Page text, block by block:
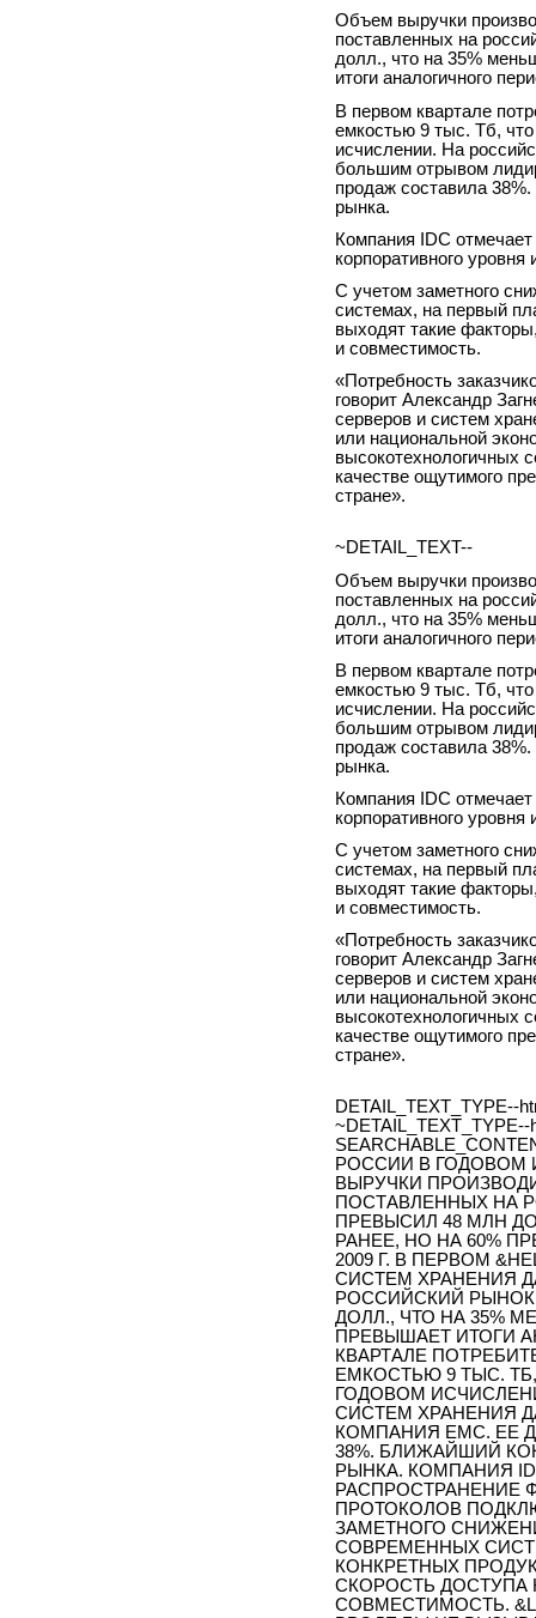
Объем выручки
поставленных на
долл., что на 35%
итоги аналогичного
В первом квартале
емкостью 9 тыс. Тб, что
исчислении. На
большим отрывом
продаж составила
рынка.
Компания IDC
корпоративного
С учетом заметного
системах, на первый
выходят такие
и совместимость.
«Потребность
говорит Александр
серверов и систем
или национальной
высокотехнологичных
качестве ощутимого
стране».
~DETAIL_TEXT--
Объем выручки
поставленных на
долл., что на 35%
итоги аналогичного
В первом квартале
емкостью 9 тыс. Тб, что
исчислении. На
большим отрывом
продаж составила
рынка.
Компания IDC
корпоративного
С учетом заметного
системах, на первый
выходят такие
и совместимость.
«Потребность
говорит Александр
серверов и систем
или национальной
высокотехнологичных
качестве ощутимого
стране».
DETAIL_TEXT_TYPE--
~DETAIL_TEXT_TYPE--
РОССИИ В ГОДОВОМ
ВЫРУЧКИ
ПОСТАВЛЕННЫХ НА
ПРЕВЫСИЛ 48 МЛН
РАНЕЕ, НО НА 60%
2009 Г. В ПЕРВОМ
СИСТЕМ ХРАНЕНИЯ
РОССИЙСКИЙ РЫНОК,
ДОЛЛ., ЧТО НА 35%
ПРЕВЫШАЕТ ИТОГИ
КВАРТАЛЕ
ЕМКОСТЬЮ 9 ТЫС.
ГОДОВОМ
СИСТЕМ ХРАНЕНИЯ
КОМПАНИЯ EMC.
38%. БЛИЖАЙШИЙ
РЫНКА. КОМПАНИЯ
РАСПРОСТРАНЕНИЕ
ПРОТОКОЛОВ
ЗАМЕТНОГО
СОВРЕМЕННЫХ
КОНКРЕТНЫХ
СКОРОСТЬ ДОСТУПА
СОВМЕСТИМОСТЬ.